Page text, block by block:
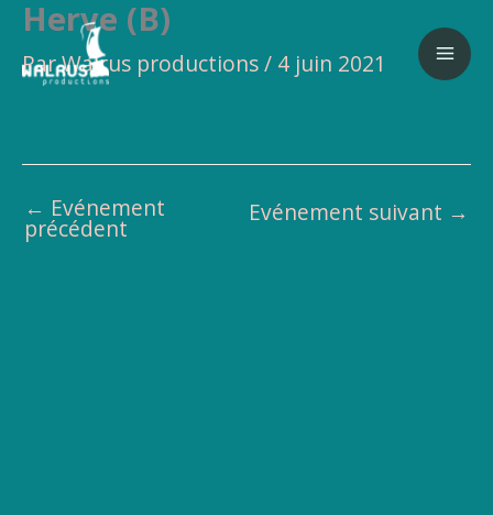
Aller
contenu
Herve (B)
ParWalrus productions/ 4 juin 2021
← Evénement
précédent
Evénement suivant →